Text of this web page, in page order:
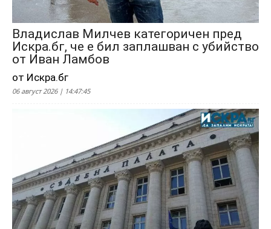
Владислав Милчев категоричен пред
Искра.бг, че е бил заплашван с убийство
от Иван Ламбов
от Искра.бг
06 август 2026 | 14:47:45